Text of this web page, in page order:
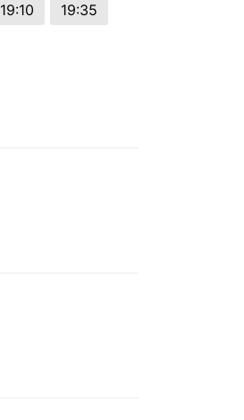
19:10
19:35